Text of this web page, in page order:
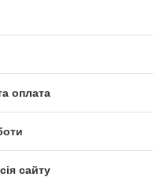
оплата
сайту